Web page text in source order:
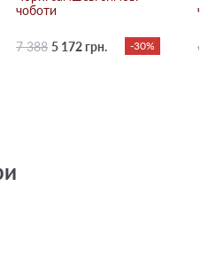
чоботи
7 388 5 172 грн. -30% 6